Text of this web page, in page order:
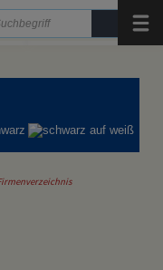
Gemeinde Weißensberg